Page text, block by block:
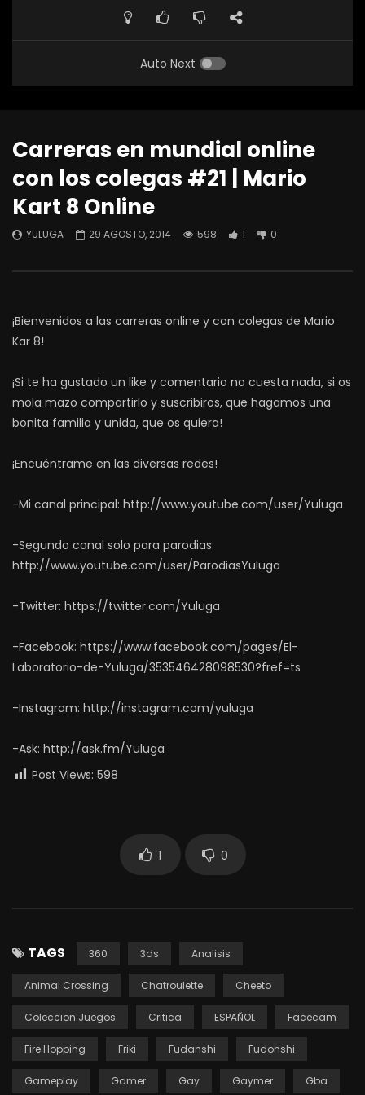
Auto Next
Carreras en mundial online
con los colegas #21 | Mario
Kart 8 Online
YULUGA 29 AGOSTO, 2014 598 1 0
¡Bienvenidos a las carreras online y con colegas de Mario
Kar 8!
¡Si te ha gustado un like y comentario no cuesta nada, si os
mola mazo compartirlo y suscribiros, que hagamos una
bonita familia y unida, que os quiera!
¡Encuéntrame en las diversas redes!
-Mi canal principal: http://www.youtube.com/user/Yuluga
-Segundo canal solo para parodias:
http://www.youtube.com/user/ParodiasYuluga
-Twitter: https://twitter.com/Yuluga
-Facebook: https://www.facebook.com/pages/El-
Laboratorio-de-Yuluga/353546428098530?fref=ts
-Instagram: http://instagram.com/yuluga
-Ask: http://ask.fm/Yuluga
Post Views: 598
1 0
TAGS 360 3ds Analisis
Animal Crossing Chatroulette Cheeto
Coleccion Juegos Critica ESPAÑOL Facecam
Fire Hopping Friki Fudanshi Fudonshi
Gameplay Gamer Gay Gaymer Gba